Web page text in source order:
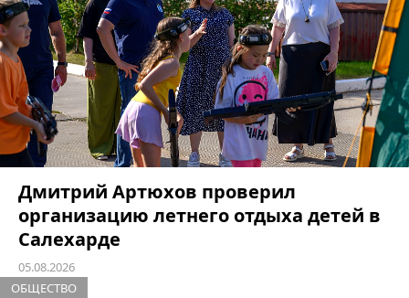
Дмитрий Артюхов проверил
организацию летнего отдыха детей в
Салехарде
05.08.2026
ОБЩЕСТВО